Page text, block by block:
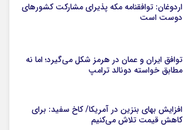
اردوغان: توافقنامه مکه پذیرای مشارکت کشورهای
دوست است
توافق ایران و عمان در هرمز شکل می‌گیرد؛ اما نه
مطابق خواسته دونالد ترامپ
افزایش بهای بنزین در آمریکا/ کاخ سفید: برای
کاهش قیمت تلاش می‌کنیم